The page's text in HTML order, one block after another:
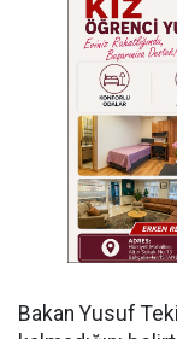
Bakan Yusuf